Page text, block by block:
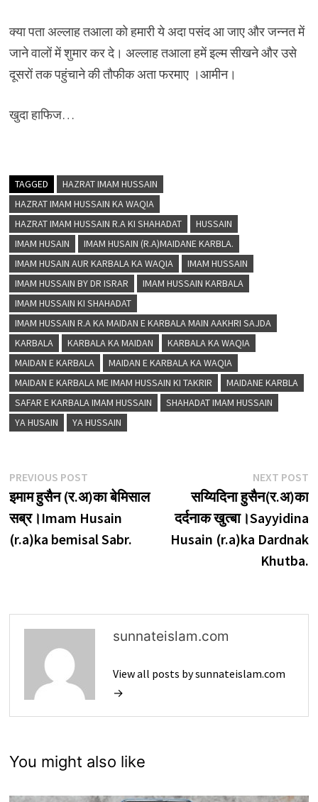
क्या पता अल्लाह तआला को हमारी ये अदा पसंद आ जाए और जन्नत में
जाने वालों में शुमार कर दे। अल्लाह तआला हमें इल्म सीखने और उसे
दूसरों तक पहुंचाने की तौफीक अता फरमाए ।आमीन।
खुदा हाफिज…
TAGGED
HAZRAT IMAM HUSSAIN
HAZRAT IMAM HUSSAIN KA WAQIA
HAZRAT IMAM HUSSAIN R.A KI SHAHADAT
HUSSAIN
IMAM HUSAIN
IMAM HUSAIN (R.A)MAIDANE KARBLA.
IMAM HUSAIN AUR KARBALA KA WAQIA
IMAM HUSSAIN
IMAM HUSSAIN BY DR ISRAR
IMAM HUSSAIN KARBALA
IMAM HUSSAIN KI SHAHADAT
IMAM HUSSAIN R.A KA MAIDAN E KARBALA MAIN AAKHRI SAJDA
KARBALA
KARBALA KA MAIDAN
KARBALA KA WAQIA
MAIDAN E KARBALA
MAIDAN E KARBALA KA WAQIA
MAIDAN E KARBALA ME IMAM HUSSAIN KI TAKRIR
MAIDANE KARBLA
SAFAR E KARBALA IMAM HUSSAIN
SHAHADAT IMAM HUSSAIN
YA HUSAIN
YA HUSSAIN
Post
navigation
PREVIOUS POSTPrevious
post:
इमाम हुसैन (र.अ)का बेमिसाल
सब्र।Imam Husain
(r.a)ka bemisal Sabr.
NEXT POST
सय्यिदिना हुसैन(र.अ)का
दर्दनाक खुत्बा।Sayyidina
Husain (r.a)ka Dardnak
Khutba.
sunnateislam.com
View all posts by sunnateislam.com
→
You might also like